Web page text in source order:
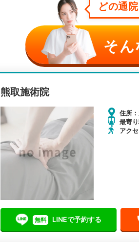
どの通
そん
熊取施術院
住所
最寄
アク
無料 LINEで予約する